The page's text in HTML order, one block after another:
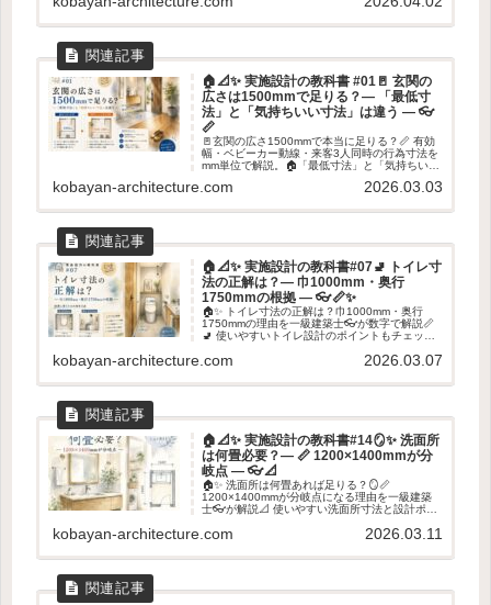
🏠📐✨ 実施設計の教科書 #01🚪 玄関の
広さは1500mmで足りる？― 「最低寸
法」と「気持ちいい寸法」は違う ― 👓
📏
🚪玄関の広さ1500mmで本当に足りる？📏 有効
幅・ベビーカー動線・来客3人同時の行為寸法を
mm単位で解説。🏠「最低寸法」と「気持ちいい
✨
kobayan-architecture.com 2026.03.03
🏠📐✨ 実施設計の教科書#07🚽 トイレ寸
法の正解は？― 巾1000mm・奥行
1750mmの根拠 ― 👓📏✨
🏠✨ トイレ寸法の正解は？巾1000mm・奥行
1750mmの理由を一級建築士👓が数字で解説📏
🚽 使いやすいトイレ設計のポイントもチェッ
kobayan-architecture.com 2026.03.07
🏠📐✨ 実施設計の教科書#14🪞✨ 洗面所
は何畳必要？― 📏 1200×1400mmが分
岐点 ― 👓📐
🏠✨ 洗面所は何畳あれば足りる？🪞📏
1200×1400mmが分岐点になる理由を一級建築
士👓が解説📐 使いやすい洗面所寸法と設計ポイ
kobayan-architecture.com 2026.03.11